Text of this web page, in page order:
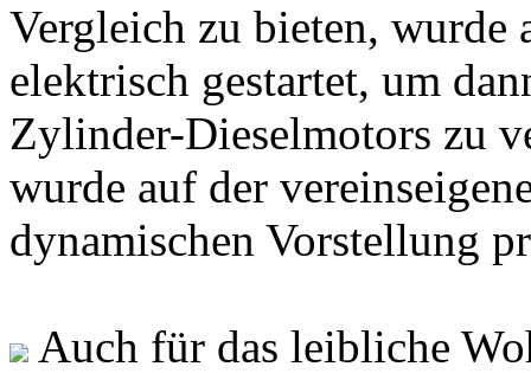
Vergleich zu bieten,
elektrisch gestartet, um
Zylinder-Dieselmotors zu
wurde auf der
dynamischen Vorstellung
Auch für das leibliche